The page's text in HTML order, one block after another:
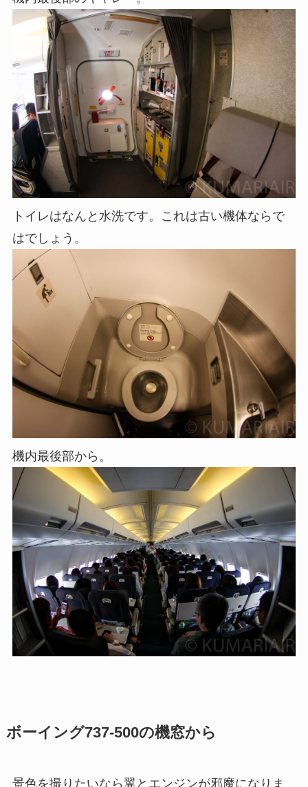
トイレはなんと水洗です。これは古い機体ならで
はでしょう。
機内最後部から。
ボーイング737-500の機窓から
景色を撮りたいなら翼とエンジンが邪魔になりま